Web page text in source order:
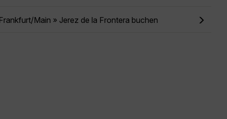
Main » Jerez de la Frontera buchen